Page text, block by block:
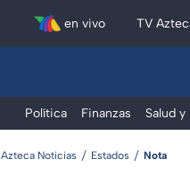
en vivo TV
Política Finanzas Salud
Azteca Noticias Estados Nota